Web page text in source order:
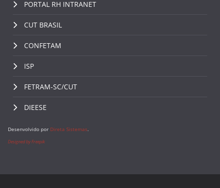
PORTAL RH INTRANET
CUT BRASIL
CONFETAM
ISP
FETRAM-SC/CUT
DIEESE
Desenvolvido por Direta Sistemas.
Designed by Freepik